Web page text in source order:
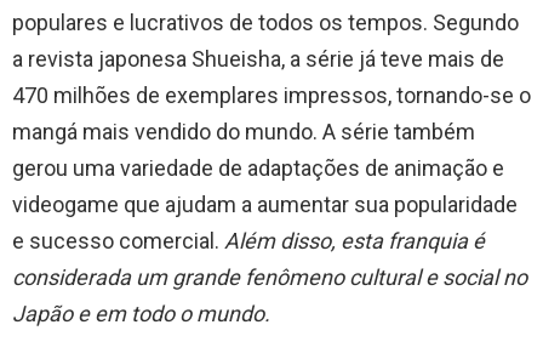
populares e lucrativos de todos os tempos. Segundo
a revista japonesa Shueisha, a série já teve mais de
470 milhões de exemplares impressos, tornando-se o
mangá mais vendido do mundo. A série também
gerou uma variedade de adaptações de animação e
videogame que ajudam a aumentar sua popularidade
e sucesso comercial. Além disso, esta franquia é
considerada um grande fenômeno cultural e social no
Japão e em todo o mundo.